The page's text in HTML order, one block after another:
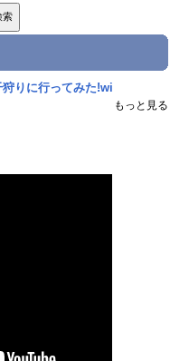
りに行ってみた!wi
もっと見る